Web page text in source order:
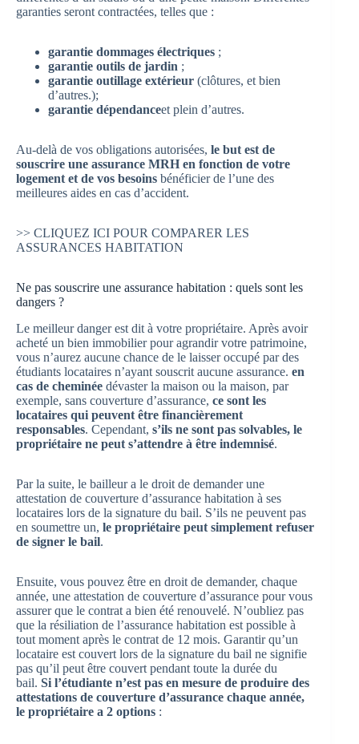
garanties seront contractées, telles que :
garantie dommages électriques ;
garantie outils de jardin ;
garantie outillage extérieur (clôtures, et bien
d’autres.);
garantie dépendanceet plein d’autres.
Au-delà de vos obligations autorisées, le but est de
souscrire une assurance MRH en fonction de votre
logement et de vos besoins bénéficier de l’une des
meilleures aides en cas d’accident.
>> CLIQUEZ ICI POUR COMPARER LES
ASSURANCES HABITATION
Ne pas souscrire une assurance habitation : quels sont les
dangers ?
Le meilleur danger est dit à votre propriétaire. Après avoir
acheté un bien immobilier pour agrandir votre patrimoine,
vous n’aurez aucune chance de le laisser occupé par des
étudiants locataires n’ayant souscrit aucune assurance. en
cas de cheminée dévaster la maison ou la maison, par
exemple, sans couverture d’assurance, ce sont les
locataires qui peuvent être financièrement
responsables. Cependant, s’ils ne sont pas solvables, le
propriétaire ne peut s’attendre à être indemnisé.
Par la suite, le bailleur a le droit de demander une
attestation de couverture d’assurance habitation à ses
locataires lors de la signature du bail. S’ils ne peuvent pas
en soumettre un, le propriétaire peut simplement refuser
de signer le bail.
Ensuite, vous pouvez être en droit de demander, chaque
année, une attestation de couverture d’assurance pour vous
assurer que le contrat a bien été renouvelé. N’oubliez pas
que la résiliation de l’assurance habitation est possible à
tout moment après le contrat de 12 mois. Garantir qu’un
locataire est couvert lors de la signature du bail ne signifie
pas qu’il peut être couvert pendant toute la durée du
bail. Si l’étudiante n’est pas en mesure de produire des
attestations de couverture d’assurance chaque année,
le propriétaire a 2 options :